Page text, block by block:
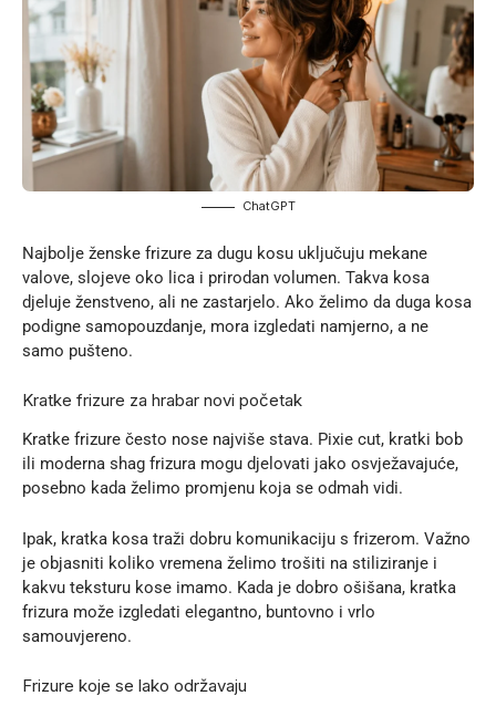
ChatGPT
Najbolje ženske frizure za dugu kosu uključuju mekane
valove, slojeve oko lica i prirodan volumen. Takva kosa
djeluje ženstveno, ali ne zastarjelo. Ako želimo da duga kosa
podigne samopouzdanje, mora izgledati namjerno, a ne
samo pušteno.
Kratke frizure za hrabar novi početak
Kratke frizure često nose najviše stava. Pixie cut, kratki bob
ili moderna shag frizura mogu djelovati jako osvježavajuće,
posebno kada želimo promjenu koja se odmah vidi.
Ipak, kratka kosa traži dobru komunikaciju s frizerom. Važno
je objasniti koliko vremena želimo trošiti na stiliziranje i
kakvu teksturu kose imamo. Kada je dobro ošišana, kratka
frizura može izgledati elegantno, buntovno i vrlo
samouvjereno.
Frizure koje se lako održavaju